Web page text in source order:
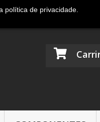
política de privacidade.